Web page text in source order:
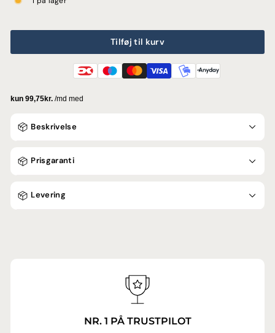
Tilføj til kurv
Beskrivelse
Prisgaranti
Levering
NR. 1 PÅ TRUSTPILOT